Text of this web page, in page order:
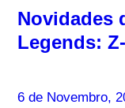
Novidades
Legends:
6 de Novembro,